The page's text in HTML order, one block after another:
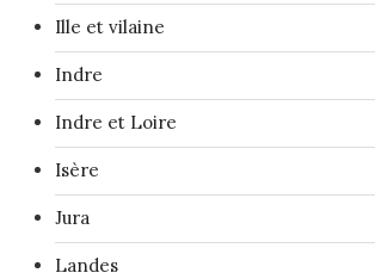
Ille et vilaine
Indre
Indre et Loire
Isère
Jura
Landes